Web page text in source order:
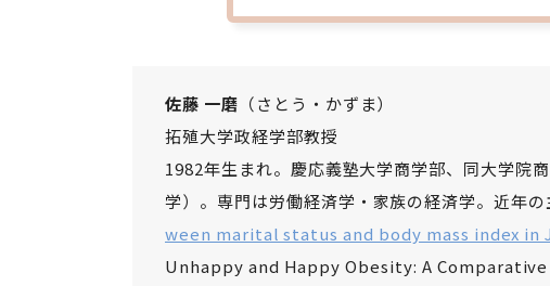
佐藤 一磨 （さとう・かずま）
拓殖大学政経学部教授
1982年生まれ。慶応義塾大学商学部、同大学院
学）。専門は労働経済学・家族の経済学。近年の
ween marital status and body mass index in
Unhappy and Happy Obesity: A